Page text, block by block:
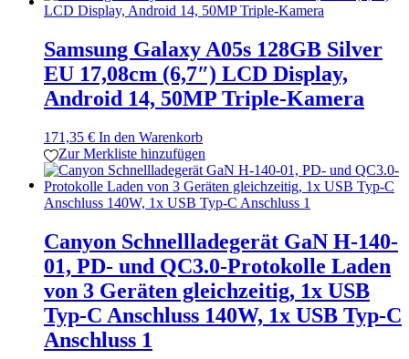
Samsung Galaxy A05s 128GB Silver
EU 17,08cm (6,7″) LCD Display,
Android 14, 50MP Triple-Kamera
171,35 € In den Warenkorb
Zur Merkliste hinzufügen
Canyon Schnellladegerät GaN H-140-
01, PD- und QC3.0-Protokolle Laden
von 3 Geräten gleichzeitig, 1x USB
Typ-C Anschluss 140W, 1x USB Typ-C
Anschluss 1